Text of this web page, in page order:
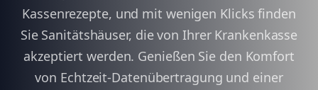
Kassenrezepte, und mit wenigen Klicks finden
Sie Sanitätshäuser, die von Ihrer Krankenkasse
akzeptiert werden. Genießen Sie den Komfort
von Echtzeit-Datenübertragung und einer